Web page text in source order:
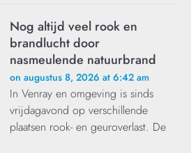
Nog altijd veel rook en
brandlucht door
nasmeulende natuurbrand
on augustus 8, 2026 at 6:42 am
In Venray en omgeving is sinds
vrijdagavond op verschillende
plaatsen rook- en geuroverlast. De